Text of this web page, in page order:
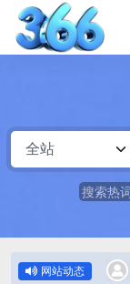
搜索热
网站动态